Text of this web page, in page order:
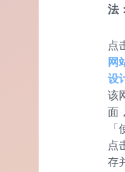
法：
点
网
设
该
面
点
存